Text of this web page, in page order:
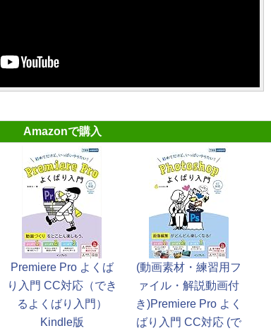
Amazonで購入
Premiere Pro よくば
り入門 CC対応（でき
るよくばり入門）
Kindle版
(動画素材・練習用フ
ァイル・解説動画付
き)Premiere Pro よく
ばり入門 CC対応 (で